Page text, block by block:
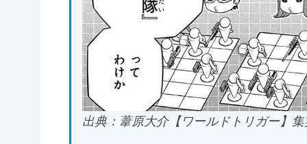
出典：葦原大介【ワールドトリガー】集